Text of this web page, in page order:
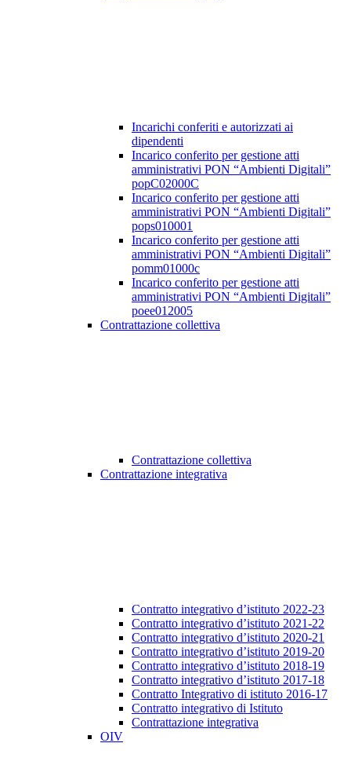
Incarichi conferiti e autorizzati ai
dipendenti
Incarico conferito per gestione atti
amministrativi PON “Ambienti Digitali”
popC02000C
Incarico conferito per gestione atti
amministrativi PON “Ambienti Digitali”
pops010001
Incarico conferito per gestione atti
amministrativi PON “Ambienti Digitali”
pomm01000c
Incarico conferito per gestione atti
amministrativi PON “Ambienti Digitali”
poee012005
Contrattazione collettiva
Contrattazione collettiva
Contrattazione integrativa
Contratto integrativo d’istituto 2022-23
Contratto integrativo d’istituto 2021-22
Contratto integrativo d’istituto 2020-21
Contratto integrativo d’istituto 2019-20
Contratto integrativo d’istituto 2018-19
Contratto integrativo d’istituto 2017-18
Contratto Integrativo di istituto 2016-17
Contratto integrativo di Istituto
Contrattazione integrativa
OIV